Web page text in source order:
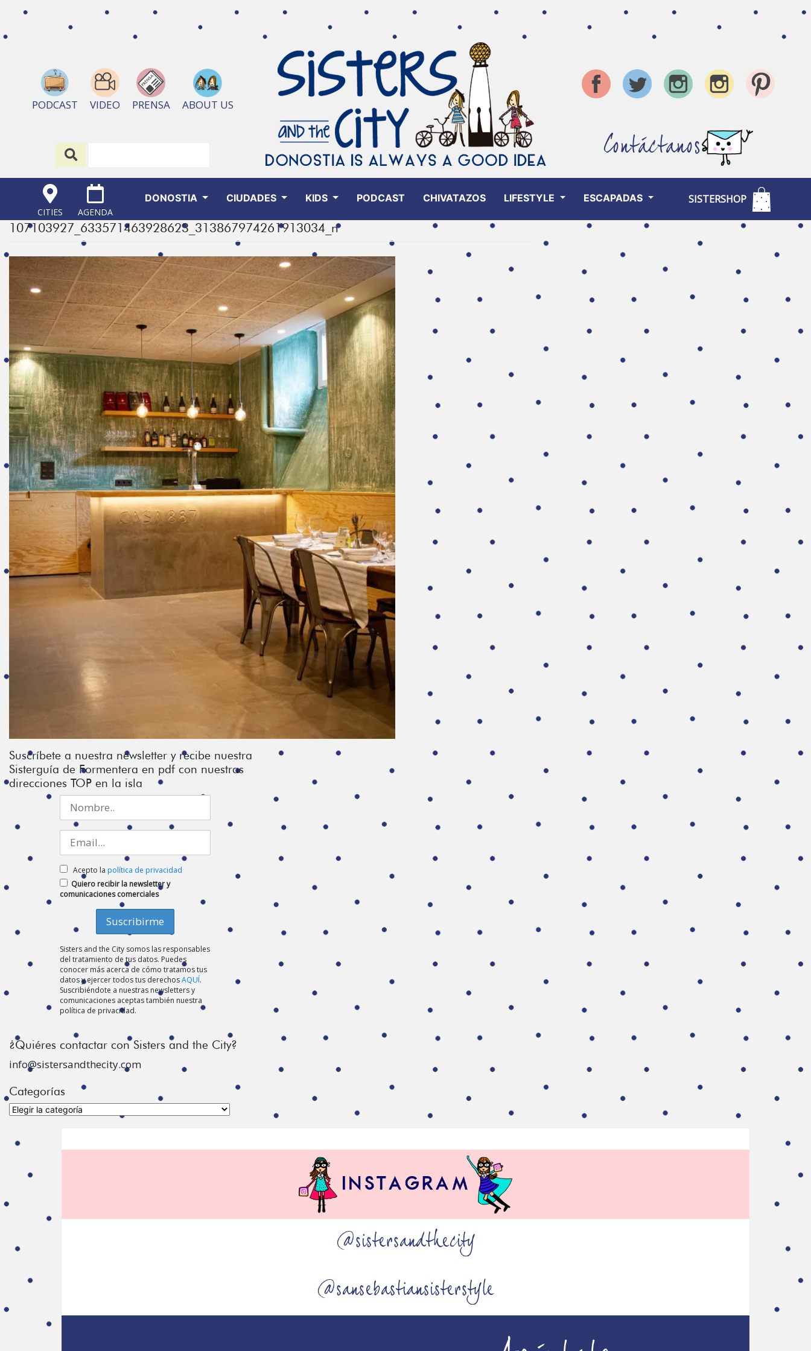
PODCAST VIDEO PRENSA ABOUT US
Contáctanos
CITIES AGENDA
DONOSTIA CIUDADES KIDS PODCAST CHIVATAZOS LIFESTYLE ESCAPADAS SISTERSHOP
107103927_633571463928623_313867974261913034_n
Suscríbete a nuestra newsletter y recibe nuestra
Sisterguía de Formentera en pdf con nuestras
direcciones TOP en la isla
Acepto la política de privacidad
Quiero recibir la newsletter y
comunicaciones comerciales
Sisters and the City somos las responsables
del tratamiento de tus datos. Puedes
conocer más acerca de cómo tratamos tus
datos y ejercer todos tus derechosAQUÍ.
Suscribiéndote a nuestras newsletters y
comunicaciones aceptas también nuestra
política de privacidad.
¿Quiéres contactar con Sisters and the City?
info@sistersandthecity.com
Categorías
Categorías
@sistersandthecity
@sansebastiansisterstyle